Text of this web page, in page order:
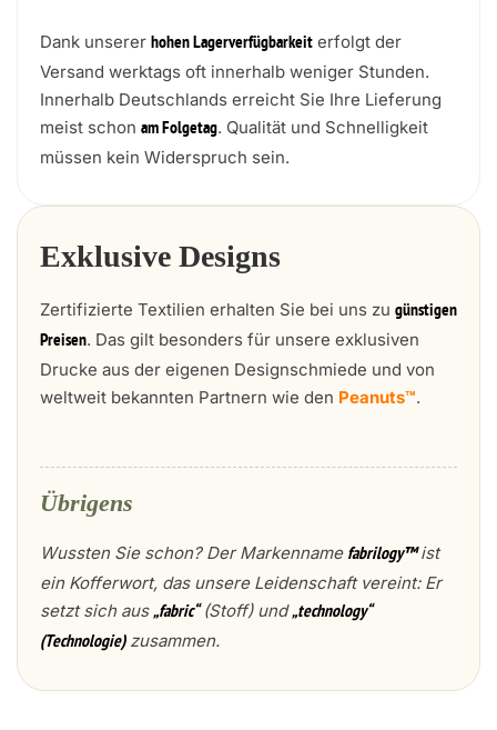
Dank unserer hohen Lagerverfügbarkeit erfolgt der
Versand werktags oft innerhalb weniger Stunden.
Innerhalb Deutschlands erreicht Sie Ihre Lieferung
meist schon am Folgetag. Qualität und Schnelligkeit
müssen kein Widerspruch sein.
Exklusive Designs
Zertifizierte Textilien erhalten Sie bei uns zu günstigen
Preisen. Das gilt besonders für unsere exklusiven
Drucke aus der eigenen Designschmiede und von
weltweit bekannten Partnern wie den Peanuts™.
Übrigens
Wussten Sie schon? Der Markenname fabrilogy™ist
ein Kofferwort, das unsere Leidenschaft vereint: Er
setzt sich aus„fabric“(Stoff) und„technology“
(Technologie)zusammen.